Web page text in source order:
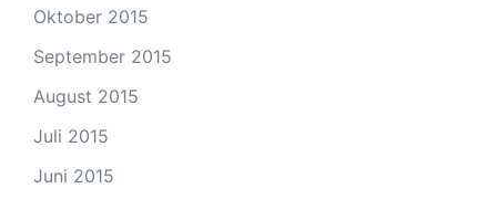
Oktober 2015
September 2015
August 2015
Juli 2015
Juni 2015